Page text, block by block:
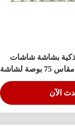
بشاشة شاشات
الكريستال السائل مقاس 75 بوصة لشاشة
الآن